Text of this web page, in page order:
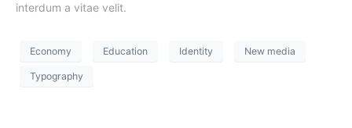
interdum a vitae velit.
Economy Education Identity New media
Typography